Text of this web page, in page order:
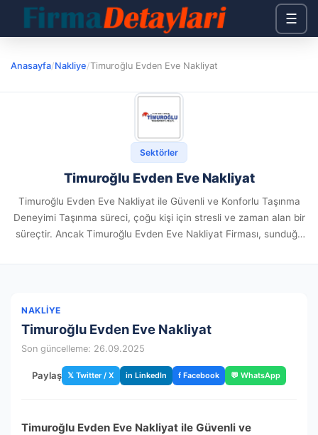
☰
Anasayfa/Nakliye/Timuroğlu Evden Eve Nakliyat
Sektörler
Timuroğlu Evden Eve Nakliyat
Timuroğlu Evden Eve Nakliyat ile Güvenli ve Konforlu Taşınma
Deneyimi Taşınma süreci, çoğu kişi için stresli ve zaman alan bir
süreçtir. Ancak Timuroğlu Evden Eve Nakliyat Firması, sunduğu
NAKLIYE
Timuroğlu Evden Eve Nakliyat
Son güncelleme: 26.09.2025
Paylaş 𝕏 Twitter / X in LinkedIn f Facebook 💬 WhatsApp
Timuroğlu Evden Eve Nakliyat ile Güvenli ve